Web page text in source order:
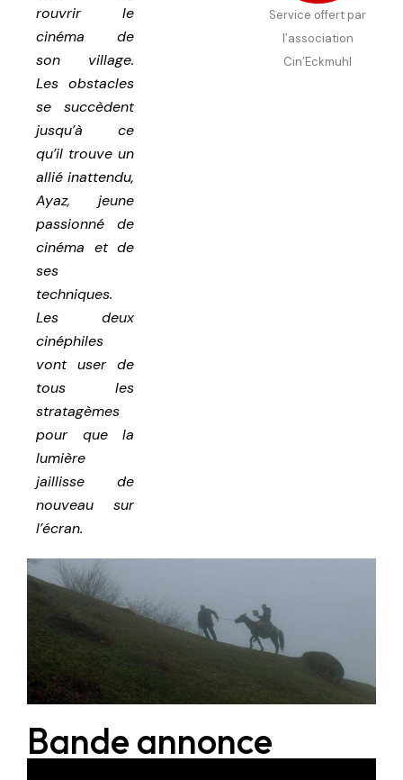
rouvrir le
cinéma de
son village.
Les obstacles
se succèdent
jusqu’à ce
qu’il trouve un
allié inattendu,
Ayaz, jeune
passionné de
cinéma et de
ses
techniques.
Les deux
cinéphiles
vont user de
tous les
stratagèmes
pour que la
lumière
jaillisse de
nouveau sur
l’écran.
Service offert par
l’association
Cin’Eckmuhl
Bande annonce